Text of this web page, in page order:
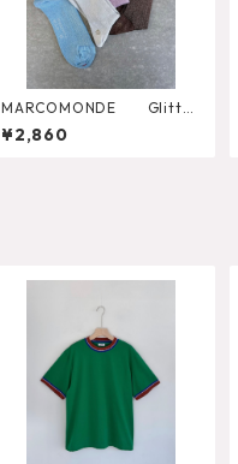
MARCOMONDE Glitter
Ribbed Socks
¥2,860